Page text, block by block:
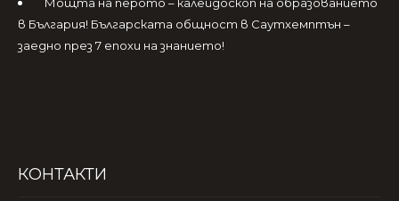
в България! Българската общност в Саутхемптън –
заедно през 7 епохи на знанието!
КОНТАКТИ